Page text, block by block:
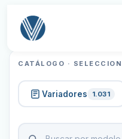
CATÁLOGO ·
Variadores 1.031